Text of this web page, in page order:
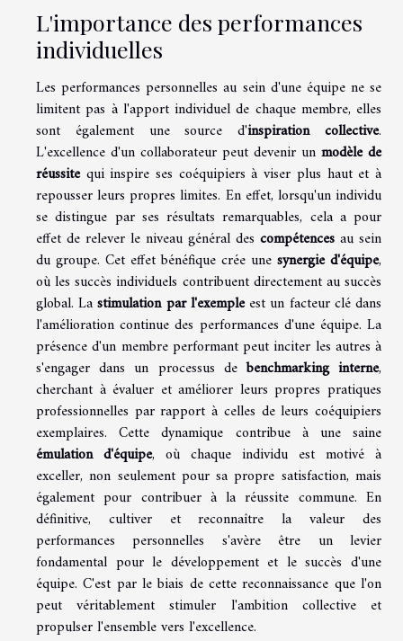
L'importance des performances
individuelles
Les performances personnelles au sein d'une équipe ne se
limitent pas à l'apport individuel de chaque membre, elles
sont également une source d'inspiration collective.
L'excellence d'un collaborateur peut devenir un modèle de
réussitequi inspire ses coéquipiers à viser plus haut et à
repousser leurs propres limites. En effet, lorsqu'un individu
se distingue par ses résultats remarquables, cela a pour
effet de relever le niveau général des compétences au sein
du groupe. Cet effet bénéfique crée une synergie d'équipe,
où les succès individuels contribuent directement au succès
global. Lastimulation par l'exempleest un facteur clé dans
l'amélioration continue des performances d'une équipe. La
présence d'un membre performant peut inciter les autres à
s'engager dans un processus debenchmarking interne,
cherchant à évaluer et améliorer leurs propres pratiques
professionnelles par rapport à celles de leurs coéquipiers
exemplaires. Cette dynamique contribue à une saine
émulation d'équipe, où chaque individu est motivé à
exceller, non seulement pour sa propre satisfaction, mais
également pour contribuer à la réussite commune. En
définitive, cultiver et reconnaître la valeur des
performances personnelles s'avère être un levier
fondamental pour le développement et le succès d'une
équipe. C'est par le biais de cette reconnaissance que l'on
peut véritablement stimuler l'ambition collective et
propulser l'ensemble vers l'excellence.